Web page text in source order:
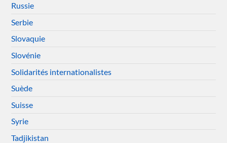
Russie
Serbie
Slovaquie
Slovénie
Solidarités internationalistes
Suède
Suisse
Syrie
Tadjikistan